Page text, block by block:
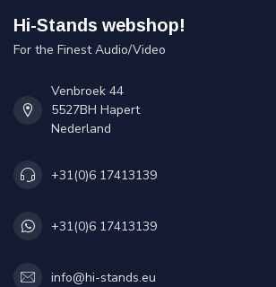
Hi-Stands webshop!
For the Finest Audio/Video
Venbroek 44
5527BH Hapert
Nederland
+31(0)6 17413139
+31(0)6 17413139
info@hi-stands.eu